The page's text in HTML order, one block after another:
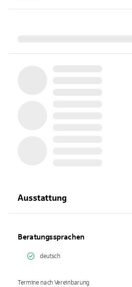
Ausstattung
Beratungssprachen
deutsch
Termine nach Vereinbarung